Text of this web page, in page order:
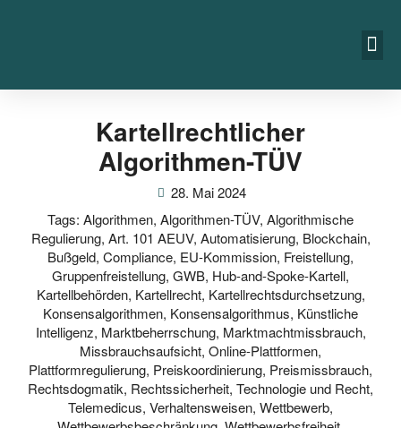
Kartellrechtlicher
Algorithmen-TÜV
28. Mai 2024
Tags: Algorithmen, Algorithmen-TÜV, Algorithmische
Regulierung, Art. 101 AEUV, Automatisierung, Blockchain,
Bußgeld, Compliance, EU-Kommission, Freistellung,
Gruppenfreistellung, GWB, Hub-and-Spoke-Kartell,
Kartellbehörden, Kartellrecht, Kartellrechtsdurchsetzung,
Konsensalgorithmen, Konsensalgorithmus, Künstliche
Intelligenz, Marktbeherrschung, Marktmachtmissbrauch,
Missbrauchsaufsicht, Online-Plattformen,
Plattformregulierung, Preiskoordinierung, Preismissbrauch,
Rechtsdogmatik, Rechtssicherheit, Technologie und Recht,
Telemedicus, Verhaltensweisen, Wettbewerb,